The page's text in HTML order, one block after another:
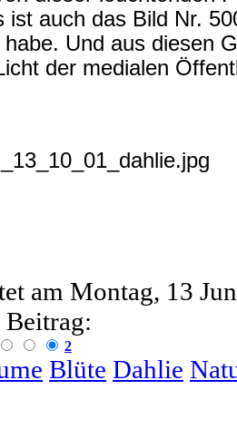
ist auch das Bild Nr.
Und aus diesen
der medialen
am Montag, 13
Beitrag:
2
Blüte Dahlie